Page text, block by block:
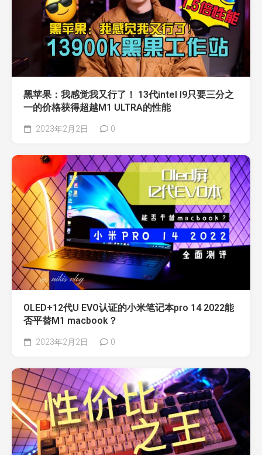
黑苹果：我感觉我又行了！ 13代intel I9只要三分之
一的价格获得超越M1 ULTRA的性能
2023年2月2日 0
OLED+12代U EVO认证的小米笔记本pro 14 2022能
否平替M1 macbook？
2023年2月2日 0